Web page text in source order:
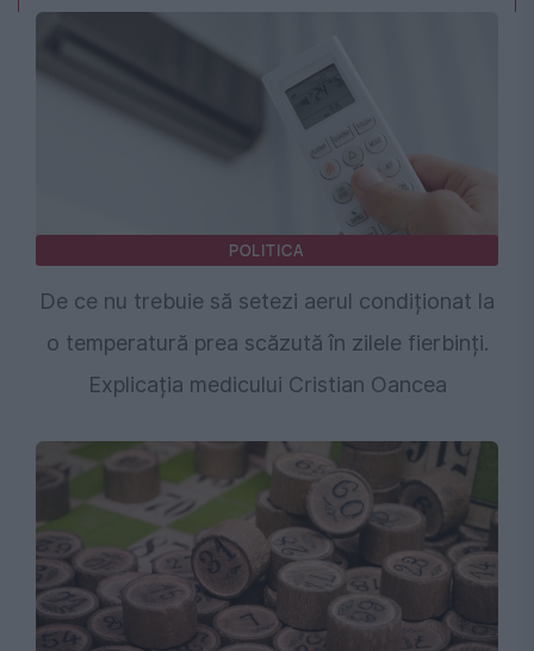
POLITICA
De ce nu trebuie să setezi aerul condiționat la
o temperatură prea scăzută în zilele fierbinți.
Explicația medicului Cristian Oancea